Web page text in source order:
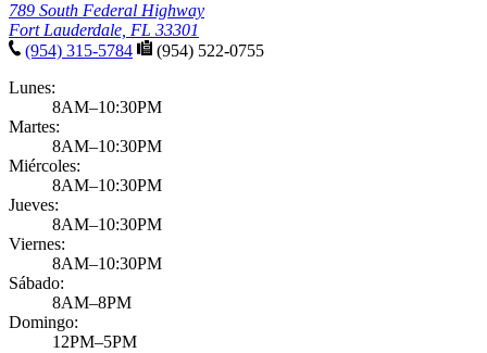
789 South Federal Highway
Fort Lauderdale, FL 33301
(954) 315-5784
(954) 522-0755
Lunes:
8AM–10:30PM
Martes:
8AM–10:30PM
Miércoles:
8AM–10:30PM
Jueves:
8AM–10:30PM
Viernes:
8AM–10:30PM
Sábado:
8AM–8PM
Domingo:
12PM–5PM